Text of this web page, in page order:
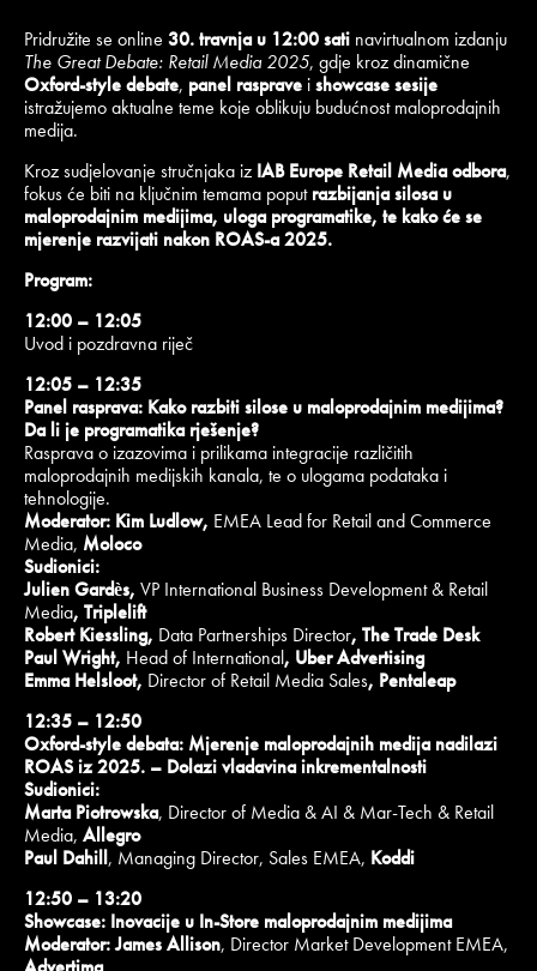
Pridružite se online 30. travnja u 12:00 sati navirtualnom izdanju
The Great Debate: Retail Media 2025, gdje kroz dinamične
Oxford-style debate, panel rasprave ishowcase sesije
istražujemo aktualne teme koje oblikuju budućnost maloprodajnih
medija.
Kroz sudjelovanje stručnjaka iz IAB Europe Retail Media odbora,
fokus će biti na ključnim temama poputrazbijanja silosa u
maloprodajnim medijima, uloga programatike, te kako će se
mjerenje razvijati nakon ROAS-a 2025.
Program:
12:00 – 12:05
Uvod i pozdravna riječ
12:05 – 12:35
Panel rasprava: Kako razbiti silose u maloprodajnim medijima?
Da li je programatika rješenje?
Rasprava o izazovima i prilikama integracije različitih
maloprodajnih medijskih kanala, te o ulogama podataka i
tehnologije.
Moderator: Kim Ludlow, EMEA Lead for Retail and Commerce
Media, Moloco
Sudionici:
Julien Gardès, VP International Business Development & Retail
Media, Triplelift
Robert Kiessling, Data Partnerships Director, The Trade Desk
Paul Wright, Head of International, Uber Advertising
Emma Helsloot, Director of Retail Media Sales, Pentaleap
12:35 – 12:50
Oxford-style debata: Mjerenje maloprodajnih medija nadilazi
ROAS iz 2025. – Dolazi vladavina inkrementalnosti
Sudionici:
Marta Piotrowska, Director of Media & AI & Mar-Tech & Retail
Media, Allegro
Paul Dahill, Managing Director, Sales EMEA, Koddi
12:50 – 13:20
Showcase: Inovacije u In-Store maloprodajnim medijima
Moderator:James Allison, Director Market Development EMEA,